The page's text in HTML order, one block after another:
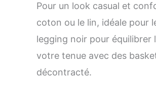
Pour un look casual et
coton ou le lin, idéale pour
legging noir pour
votre tenue avec des
décontracté.